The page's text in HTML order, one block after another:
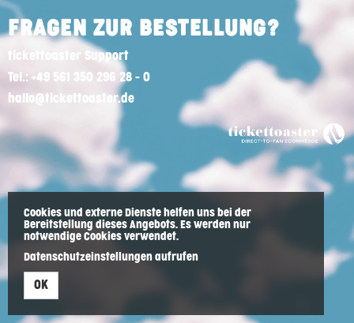
FRAGEN ZUR BESTELLUNG?
tickettoaster Support
Tel.: +49 561 350 296 28 - 0
hallo@tickettoaster.de
Cookies und externe Dienste helfen uns bei der
Bereitstellung dieses Angebots. Es werden nur
notwendige Cookies verwendet.
Datenschutzeinstellungen aufrufen
OK